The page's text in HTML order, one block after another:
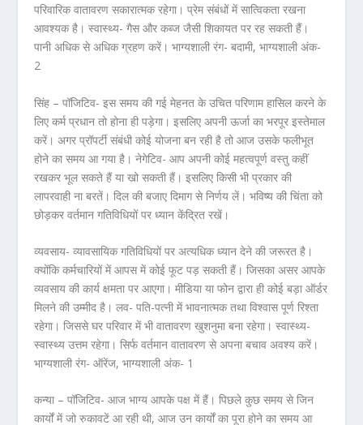
परिवारिक वातावरण सकारात्मक रहेगा। प्रेम संबंधों में सात्विकता रखना
आवश्यक है। स्वास्थ्य- गैस और कब्ज जैसी शिकायत पर रह सकती हैं।
पानी अधिक से अधिक ग्रहण करें। भाग्यशाली रंग- बदामी, भाग्यशाली अंक-
2
सिंह – पॉजिटिव- इस समय की गई मेहनत के उचित परिणाम हासिल करने के
लिए कर्म प्रधान तो होना ही पड़ेगा। इसलिए अपनी ऊर्जा का भरपूर इस्तेमाल
करें। अगर प्रॉपर्टी संबंधी कोई योजना बन रही है तो आज उसके फलीभूत
होने का समय आ गया है। नेगेटिव- आप अपनी कोई महत्वपूर्ण वस्तु कहीं
रखकर भूल सकते हैं या खो सकती हैं। इसलिए किसी भी प्रकार की
लापरवाही ना बरतें। दिल की बजाए दिमाग से निर्णय लें। भविष्य की चिंता को
छोड़कर वर्तमान गतिविधियों पर ध्यान केंद्रित रखें।
व्यवसाय- व्यावसायिक गतिविधियों पर अत्यधिक ध्यान देने की जरूरत है।
क्योंकि कर्मचारियों में आपस में कोई फूट पड़ सकती हैं। जिसका असर आपके
व्यवसाय की कार्य क्षमता पर आएगा। मीडिया या फोन द्वारा ही कोई बड़ा ऑर्डर
मिलने की उम्मीद है। लव- पति-पत्नी में भावनात्मक तथा विश्वास पूर्ण रिश्ता
रहेगा। जिससे घर परिवार में भी वातावरण खुशनुमा बना रहेगा। स्वास्थ्य-
स्वास्थ्य उत्तम रहेगा। सिर्फ वर्तमान वातावरण से अपना बचाव अवश्य करें।
भाग्यशाली रंग- ऑरेंज, भाग्यशाली अंक- 1
कन्या – पॉजिटिव- आज भाग्य आपके पक्ष में हैं। पिछले कुछ समय से जिन
कार्यों में जो रुकावटें आ रही थी, आज उन कार्यों का पूरा होने का समय आ